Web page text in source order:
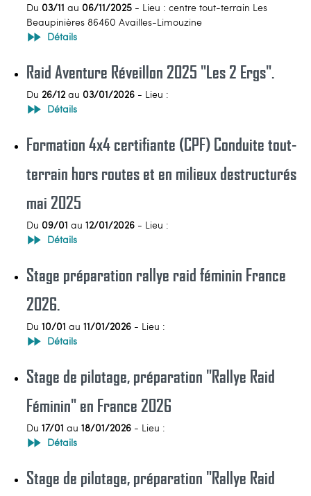
Du 03/11 au 06/11/2025 - Lieu : centre tout-terrain Les
Beaupinières 86460 Availles-Limouzine
Détails
Raid Aventure Réveillon 2025 "Les 2 Ergs".
Du 26/12 au 03/01/2026 - Lieu :
Détails
Formation 4x4 certifiante (CPF) Conduite tout-
terrain hors routes et en milieux destructurés
mai 2025
Du 09/01 au 12/01/2026 - Lieu :
Détails
Stage préparation rallye raid féminin France
2026.
Du 10/01 au 11/01/2026 - Lieu :
Détails
Stage de pilotage, préparation "Rallye Raid
Féminin" en France 2026
Du 17/01 au 18/01/2026 - Lieu :
Détails
Stage de pilotage, préparation "Rallye Raid